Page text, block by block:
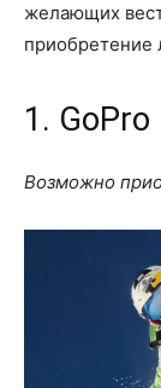
желающих
приобретение
1.
Возможно